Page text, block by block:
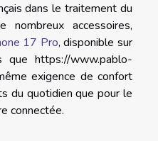
dans le traitement du
accessoires,
17 Pro, disponible sur
https://www.pablo-
exigence de confort
du quotidien que pour le
connectée.